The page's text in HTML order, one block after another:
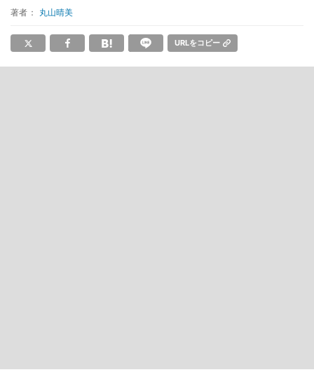
著者： 丸山晴美
URLをコピー